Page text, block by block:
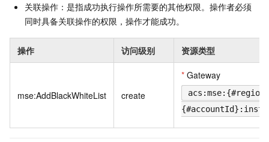
关联操作：是指成功执行操作所需要的其他权限。操作者必须
同时具备关联操作的权限，操作才能成功。
操作 访问级别 资源类型
mse:AddBlackWhiteList create
* Gateway